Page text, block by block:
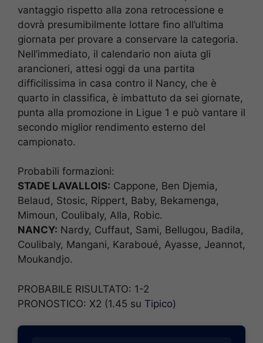
vantaggio rispetto alla zona retrocessione e
dovrà presumibilmente lottare fino all’ultima
giornata per provare a conservare la categoria.
Nell’immediato, il calendario non aiuta gli
arancioneri, attesi oggi da una partita
difficilissima in casa contro il Nancy, che è
quarto in classifica, è imbattuto da sei giornate,
punta alla promozione in Ligue 1 e può vantare il
secondo miglior rendimento esterno del
campionato.
Probabili formazioni:
STADE LAVALLOIS: Cappone, Ben Djemia,
Belaud, Stosic, Rippert, Baby, Bekamenga,
Mimoun, Coulibaly, Alla, Robic.
NANCY: Nardy, Cuffaut, Sami, Bellugou, Badila,
Coulibaly, Mangani, Karaboué, Ayasse, Jeannot,
Moukandjo.
PROBABILE RISULTATO: 1-2
PRONOSTICO: X2 (1.45 su Tipico)